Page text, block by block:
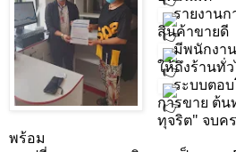
รายงาน
สินค้าขายดี
มีพนักงา
ให้ถึงร้านทั่
ระบบตอ
การขาย ต้น
ทุจริต" จบค
พร้อม